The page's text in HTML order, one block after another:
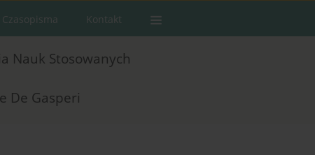
Czasopisma Kontakt
Nauk Stosowanych
De Gasperi